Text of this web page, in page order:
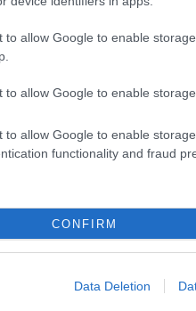
to allow Google to enable
to allow Google to enable
to allow Google to enable
functionality and fraud
CONFIRM
Data Deletion
el e lélegző világba,
idétlenül, hogy a kutyák
ha bicegek előttük -
fuvolázó békekorban
a napon nézem árnyamat
magam
játszhatom a